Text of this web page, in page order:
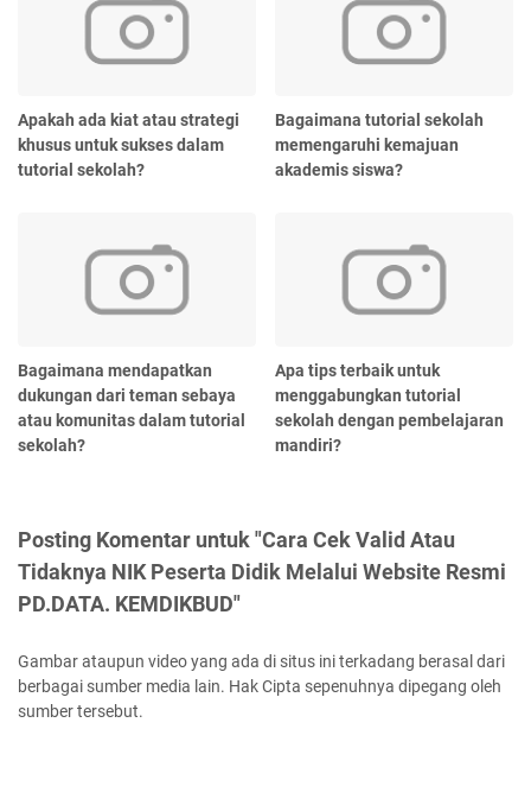
Apakah ada kiat atau strategi
khusus untuk sukses dalam
tutorial sekolah?
Bagaimana tutorial sekolah
memengaruhi kemajuan
akademis siswa?
Bagaimana mendapatkan
dukungan dari teman sebaya
atau komunitas dalam tutorial
sekolah?
Apa tips terbaik untuk
menggabungkan tutorial
sekolah dengan pembelajaran
mandiri?
Posting Komentar untuk "Cara Cek Valid Atau
Tidaknya NIK Peserta Didik Melalui Website Resmi
PD.DATA. KEMDIKBUD"
Gambar ataupun video yang ada di situs ini terkadang berasal dari
berbagai sumber media lain. Hak Cipta sepenuhnya dipegang oleh
sumber tersebut.